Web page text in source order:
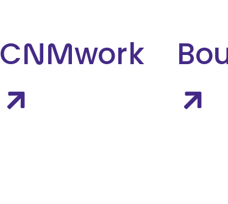
CNMwork